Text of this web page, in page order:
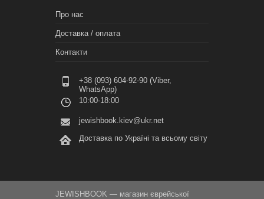
Про нас
Доставка / оплата
Контакти
+38 (093) 604-92-90 (Viber,
WhatsApp)
10:00-18:00
jewishbook.kiev@ukr.net
Доставка по Україні та всьому світу
JEWISHBOOK — магазин єврейської